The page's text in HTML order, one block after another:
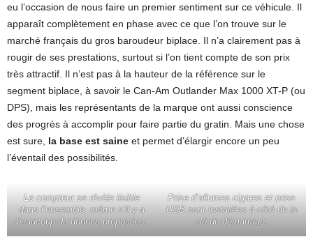
eu l’occasion de nous faire un premier sentiment sur ce véhicule. Il
apparaît complètement en phase avec ce que l’on trouve sur le
marché français du gros baroudeur biplace. Il n’a clairement pas à
rougir de ses prestations, surtout si l’on tient compte de son prix
très attractif. Il n’est pas à la hauteur de la référence sur le
segment biplace, à savoir le Can-Am Outlander Max 1000 XT-P (ou
DPS), mais les représentants de la marque ont aussi conscience
des progrès à accomplir pour faire partie du gratin. Mais une chose
est sure, la base est saine et permet d’élargir encore un peu
l’éventail des possibilités.
Le compteur se révèle lisible
dans l’ensemble, même s’il y a
beaucoup de donnes proposées.
Prise d’allumes cigares et prise
USB sont installées à côté de la
clé de démarrage.